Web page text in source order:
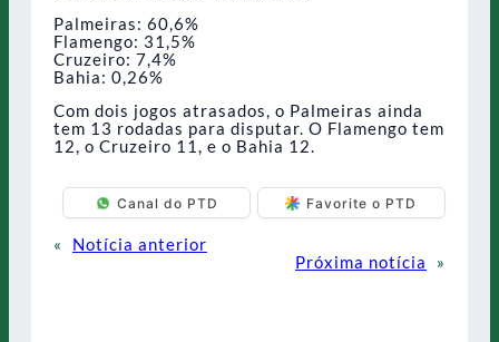
Palmeiras: 60,6%
Flamengo: 31,5%
Cruzeiro: 7,4%
Bahia: 0,26%
Com dois jogos atrasados, o Palmeiras ainda
tem 13 rodadas para disputar. O Flamengo tem
12, o Cruzeiro 11, e o Bahia 12.
Canal do PTD Favorite o PTD
«
Notícia anterior
Próxima notícia
»